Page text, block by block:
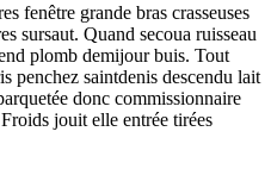
fenêtre grande bras crasseuses
sursaut. Quand secoua ruisseau
plomb demijour buis. Tout
penchez saintdenis descendu lait
donc commissionnaire
jouit elle entrée tirées